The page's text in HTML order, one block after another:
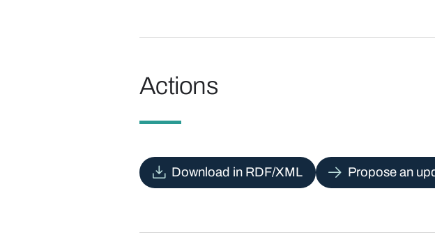
Actions
Download in RDF/XML Propose an